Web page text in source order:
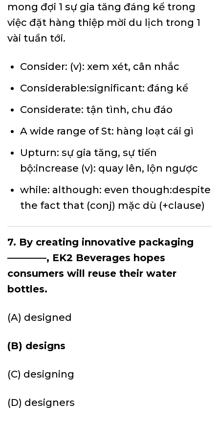
mong đợi 1 sự gia tăng đáng kể trong
việc đặt hàng thiệp mời du lịch trong 1
vài tuần tới.
Consider: (v): xem xét, cân nhắc
Considerable:significant: đáng kể
Considerate: tận tình, chu đáo
A wide range of St: hàng loạt cái gì
Upturn: sự gia tăng, sự tiến
bộ:increase (v): quay lên, lộn ngược
while: although: even though:despite
the fact that (conj) mặc dù (+clause)
7. By creating innovative packaging
————, EK2 Beverages hopes
consumers will reuse their water
bottles.
(A) designed
(B) designs
(C) designing
(D) designers